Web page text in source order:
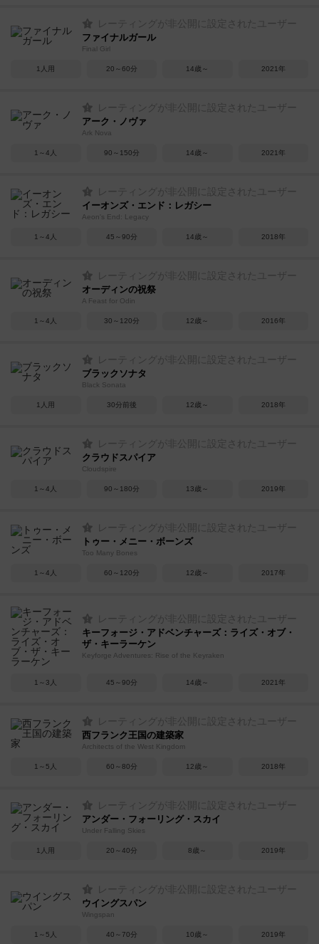
レーティングが非公開に設定されたユーザー
ファイナルガール
Final Girl
1人用 20～60分 14歳～ 2021年
レーティングが非公開に設定されたユーザー
アーク・ノヴァ
Ark Nova
1～4人 90～150分 14歳～ 2021年
レーティングが非公開に設定されたユーザー
イーオンズ・エンド：レガシー
Aeon's End: Legacy
1～4人 45～90分 14歳～ 2018年
レーティングが非公開に設定されたユーザー
オーディンの祝祭
A Feast for Odin
1～4人 30～120分 12歳～ 2016年
レーティングが非公開に設定されたユーザー
ブラックソナタ
Black Sonata
1人用 30分前後 12歳～ 2018年
レーティングが非公開に設定されたユーザー
クラウドスパイア
Cloudspire
1～4人 90～180分 13歳～ 2019年
レーティングが非公開に設定されたユーザー
トゥー・メニー・ボーンズ
Too Many Bones
1～4人 60～120分 12歳～ 2017年
レーティングが非公開に設定されたユーザー
キーフォージ・アドベンチャーズ：ライズ・オブ・
ザ・キーラーケン
Keyforge Adventures: Rise of the Keyraken
1～3人 45～90分 14歳～ 2021年
レーティングが非公開に設定されたユーザー
西フランク王国の建築家
Architects of the West Kingdom
1～5人 60～80分 12歳～ 2018年
レーティングが非公開に設定されたユーザー
アンダー・フォーリング・スカイ
Under Falling Skies
1人用 20～40分 8歳～ 2019年
レーティングが非公開に設定されたユーザー
ウイングスパン
Wingspan
1～5人 40～70分 10歳～ 2019年